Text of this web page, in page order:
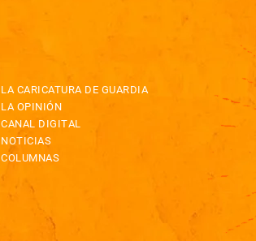
LA CARICATURA DE GUARDIA
LA OPINIÓN
CANAL DIGITAL
NOTICIAS
COLUMNAS